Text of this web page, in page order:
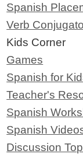
Spanish
Verb
Kids Corner
Games
Spanish for
Teacher's
Spanish
Spanish
Discussion